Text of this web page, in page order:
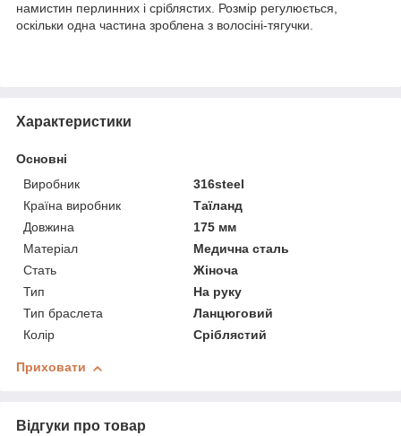
намистин перлинних і сріблястих. Розмір регулюється,
оскільки одна частина зроблена з волосіні-тягучки.
Характеристики
Основні
Виробник
316steel
Країна виробник
Таїланд
Довжина
175 мм
Матеріал
Медична сталь
Стать
Жіноча
Тип
На руку
Тип браслета
Ланцюговий
Колір
Сріблястий
Приховати
Відгуки про товар